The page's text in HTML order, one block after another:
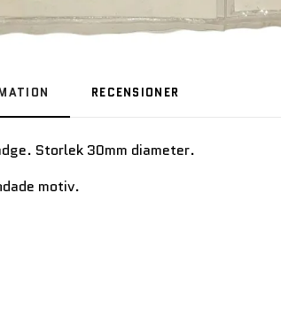
RECENSIONER
Storlek 30mm diameter.
motiv.